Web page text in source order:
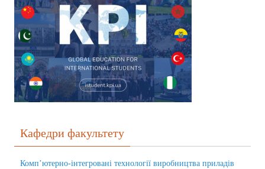
Кафедри факультету
Комп’ютерно-інтегровані технології виробництва приладів